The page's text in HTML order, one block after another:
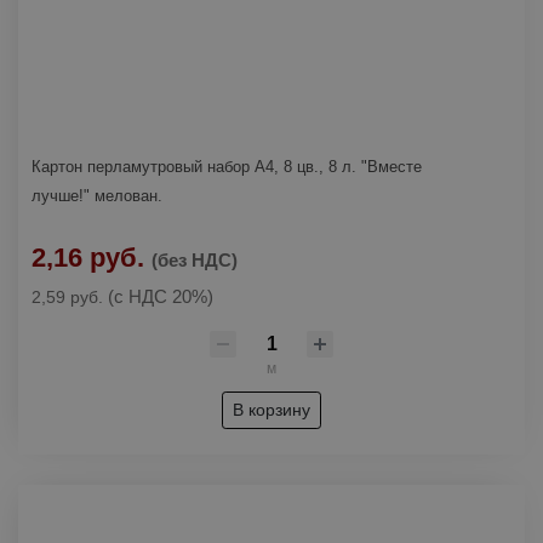
Картон перламутровый набор А4, 8 цв., 8 л. "Вместе
лучше!" мелован.
2,16 руб. (без НДС)
2,59 руб. (с НДС 20%)
м
В корзину